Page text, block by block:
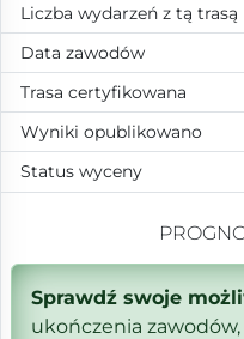
Liczba wydarzeń z tą trasą
Data zawodów
Trasa certyfikowana
Wyniki opublikowano
Status wyceny
Sprawdź swoje
ukończenia zawodów,